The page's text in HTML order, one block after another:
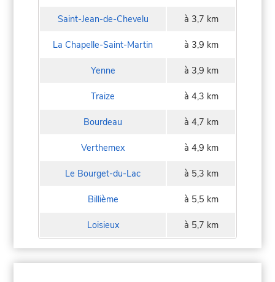
Saint-Jean-de-Chevelu à 3,7 km
La Chapelle-Saint-Martin à 3,9 km
Yenne à 3,9 km
Traize à 4,3 km
Bourdeau à 4,7 km
Verthemex à 4,9 km
Le Bourget-du-Lac à 5,3 km
Billième à 5,5 km
Loisieux à 5,7 km